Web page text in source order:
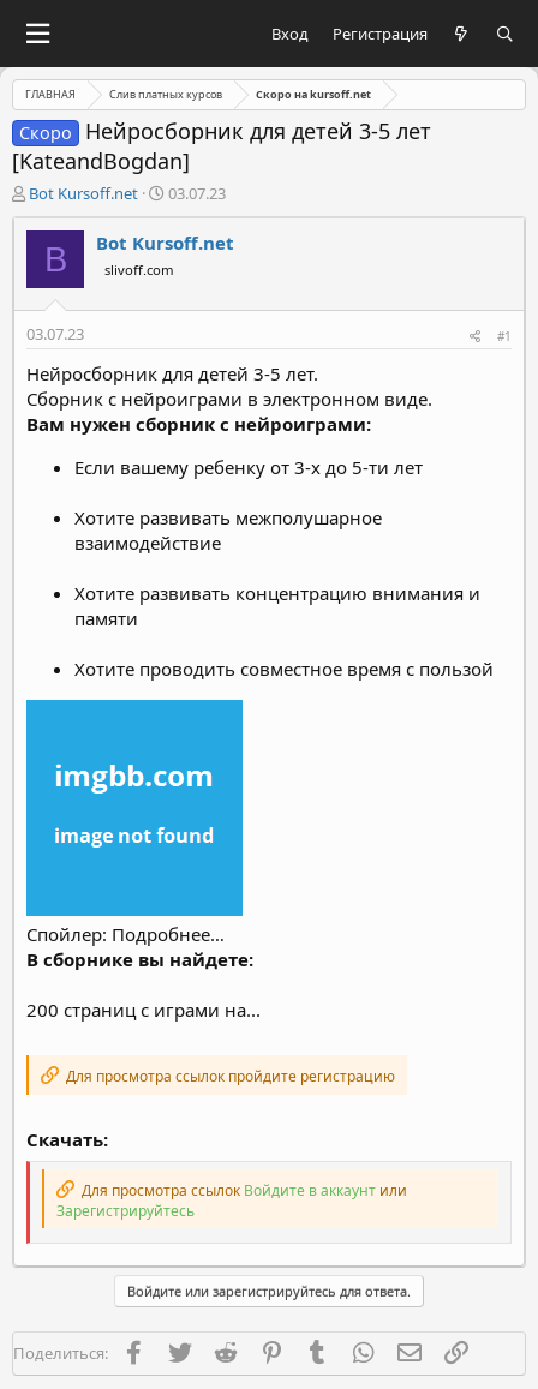
Вход Регистрация
ГЛАВНАЯ Слив платных курсов Скоро на kursoff.net
Скоро
Нейросборник для детей 3-5 лет
[KateandBogdan]
А
в
т
м
ы
Bot Kursoff.net
Д
а
т
а
н
а
а
03.07.23
B Bot Kursoff.net
slivoff.com
03.07.23 #1
Нейросборник для детей 3-5 лет.
Сборник с нейроиграми в электронном виде.
Вам нужен сборник с нейроиграми:
Если вашему ребенку от 3-х до 5-ти лет
Хотите развивать межполушарное
взаимодействие
Хотите развивать концентрацию внимания и
памяти
Хотите проводить совместное время с пользой
Спойлер: Подробнее…
В сборнике вы найдете:
200 страниц с играми на...
Для просмотра ссылок пройдите регистрацию
Скачать:
Для просмотра ссылок Войдите в аккаунт или
Зарегистрируйтесь
Войдите или зарегистрируйтесь для ответа.
Поделиться: FacebookTwitter Reddit PinterestTumblr WhatsAppЭлектронная